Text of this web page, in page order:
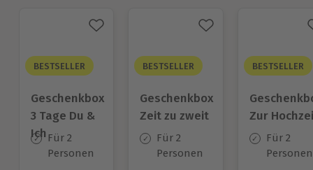
BESTSELLER
Geschenkbox
3 Tage Du &
Ich Für 2
Personen
BESTSELLER
Geschenkbox
Zeit zu zweit
Für 2
Personen
BESTSELLER
Zur
Für 2
Personen